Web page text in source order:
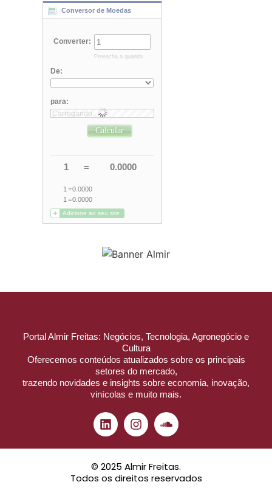
Portal Almir Freitas: Negócios, Tecnologia, Agronegócio e
Cultura
Oferecemos conteúdos atualizados sobre os principais
setores do mercado,
trazendo novidades e insights sobre economia, inovação,
vinícolas e muito mais.
© 2025 Almir Freitas.
Todos os direitos reservados